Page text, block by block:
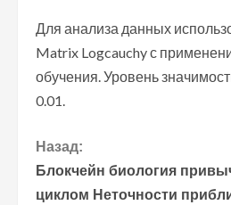
Для анализа данных
Matrix Logcauchy с
обучения. Уровень
0.01.
П
р
Назад:
Блокчейн биология
циклом Неточности